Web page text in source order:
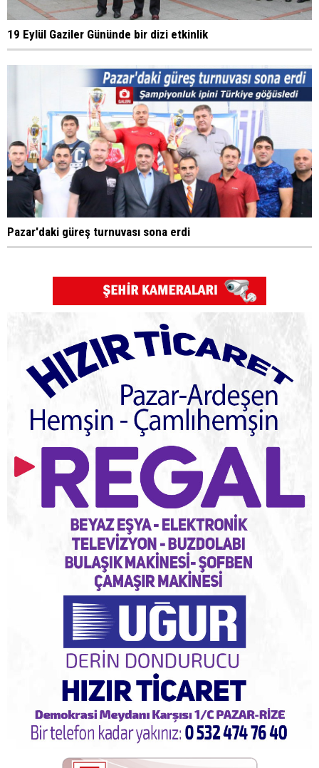
19 Eylül Gaziler Gününde bir dizi etkinlik
Pazar'daki güreş turnuvası sona erdi